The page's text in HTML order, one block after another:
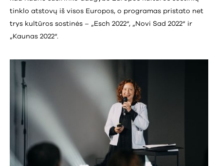
tinklo atstovų iš visos Europos, o programas pristato net
trys kultūros sostinės – „Esch 2022“, „Novi Sad 2022“ ir
„Kaunas 2022“.